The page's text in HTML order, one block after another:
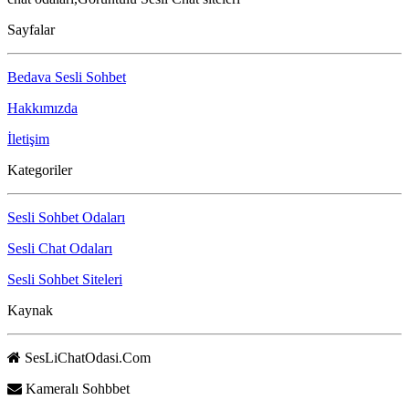
Sayfalar
Bedava Sesli Sohbet
Hakkımızda
İletişim
Kategoriler
Sesli Sohbet Odaları
Sesli Chat Odaları
Sesli Sohbet Siteleri
Kaynak
SesLiChatOdasi.Com
Kameralı Sohbbet